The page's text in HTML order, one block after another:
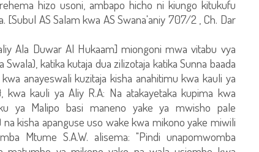
hizo usoni, ambapo hicho ni kiungo kitukufu
AS Salam kwa AS Swana'aniy 707/2 , Ch. Dar
Ala Duwar Al Hukaam] miongoni mwa vitabu vya
katika kutaja dua zilizotaja katika Sunna baada
anayeswali kuzitaja kisha anahitimu kwa kauli ya
kwa kauli ya Aliy R.A: Na atakayetaka kupima kwa
ya Malipo basi maneno yake ya mwisho pale
kisha apanguse uso wake kwa mikono yake miwili
Mtume S.A.W. alisema: "Pindi unapomwomba